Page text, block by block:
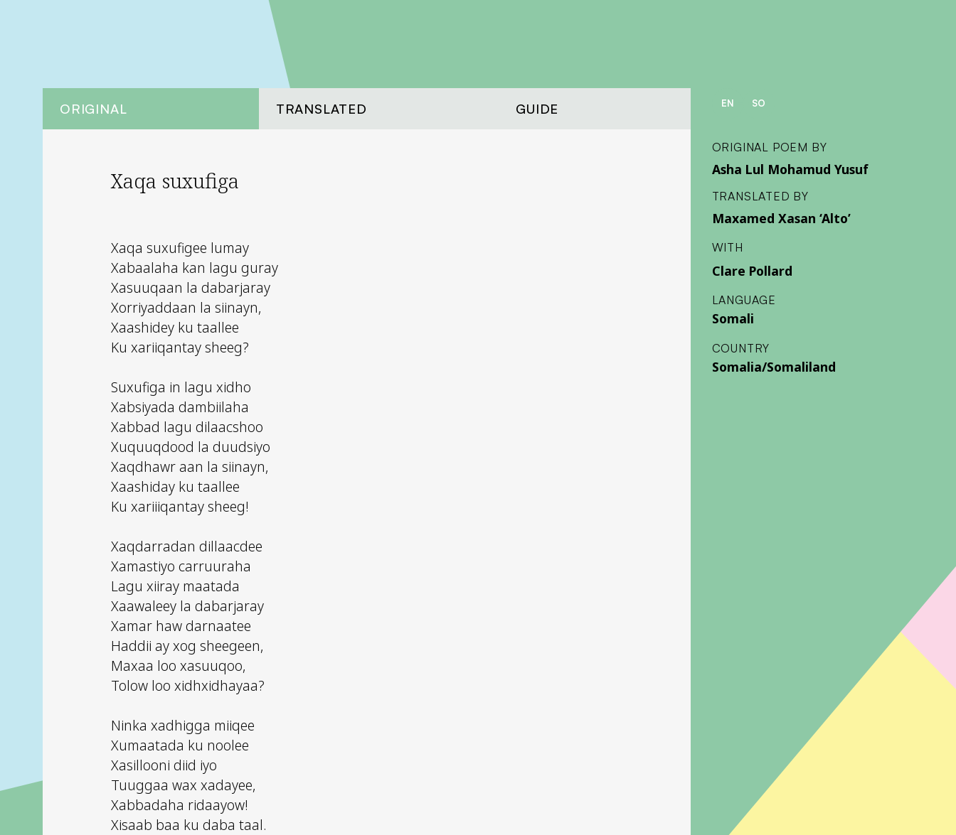
ORIGINAL TRANSLATED GUIDE
Xaqa suxufiga
Xaqa suxufigee lumay
Xabaalaha kan lagu guray
Xasuuqaan la dabarjaray
Xorriyaddaan la siinayn,
Xaashidey ku taallee
Ku xariiqantay sheeg?
Suxufiga in lagu xidho
Xabsiyada dambiilaha
Xabbad lagu dilaacshoo
Xuquuqdood la duudsiyo
Xaqdhawr aan la siinayn,
Xaashiday ku taallee
Ku xariiiqantay sheeg!
Xaqdarradan dillaacdee
Xamastiyo carruuraha
Lagu xiiray maatada
Xaawaleey la dabarjaray
Xamar haw darnaatee
Haddii ay xog sheegeen,
Maxaa loo xasuuqoo,
Tolow loo xidhxidhayaa?
Ninka xadhigga miiqee
Xumaatada ku noolee
Xasillooni diid iyo
Tuuggaa wax xadayee,
Xabbadaha ridaayow!
Xisaab baa ku daba taal.
EN SO
ORIGINAL POEM BY
Asha Lul Mohamud Yusuf
TRANSLATED BY
Maxamed Xasan ‘Alto’
WITH
Clare Pollard
LANGUAGE
Somali
COUNTRY
Somalia/Somaliland